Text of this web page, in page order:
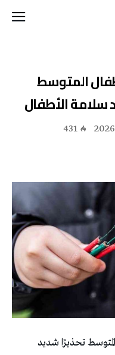
المتوسط
سلامة الأطفال
431
تحذيرًا شديد